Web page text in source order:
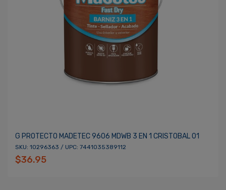
G PROTECTO MADETEC 9606 MDWB 3 EN 1 CRISTOBAL 01
SKU: 10296363 / UPC: 7441035389112
$36.95